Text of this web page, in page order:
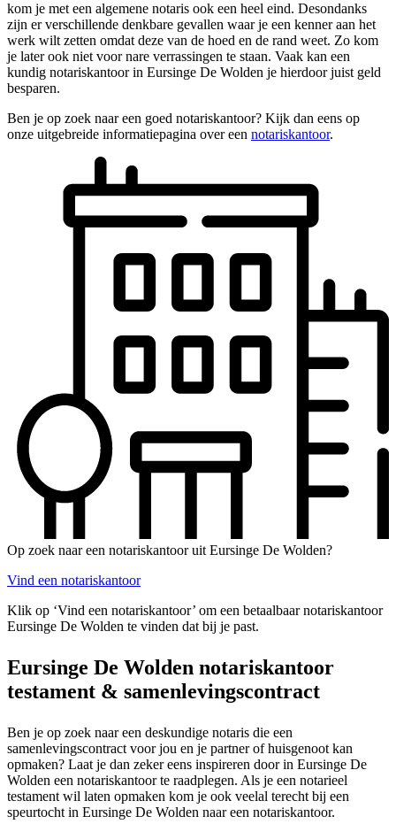
kom je met een algemene notaris ook een heel eind. Desondanks
zijn er verschillende denkbare gevallen waar je een kenner aan het
werk wilt zetten omdat deze van de hoed en de rand weet. Zo kom
je later ook niet voor nare verrassingen te staan. Vaak kan een
kundig notariskantoor in Eursinge De Wolden je hierdoor juist geld
besparen.
Ben je op zoek naar een goed notariskantoor? Kijk dan eens op
onze uitgebreide informatiepagina over een notariskantoor.
Op zoek naar een notariskantoor uit Eursinge De Wolden?
Vind een notariskantoor
Klik op ‘Vind een notariskantoor’ om een betaalbaar notariskantoor
Eursinge De Wolden te vinden dat bij je past.
Eursinge De Wolden notariskantoor
testament & samenlevingscontract
Ben je op zoek naar een deskundige notaris die een
samenlevingscontract voor jou en je partner of huisgenoot kan
opmaken? Laat je dan zeker eens inspireren door in Eursinge De
Wolden een notariskantoor te raadplegen. Als je een notarieel
testament wil laten opmaken kom je ook veelal terecht bij een
speurtocht in Eursinge De Wolden naar een notariskantoor.